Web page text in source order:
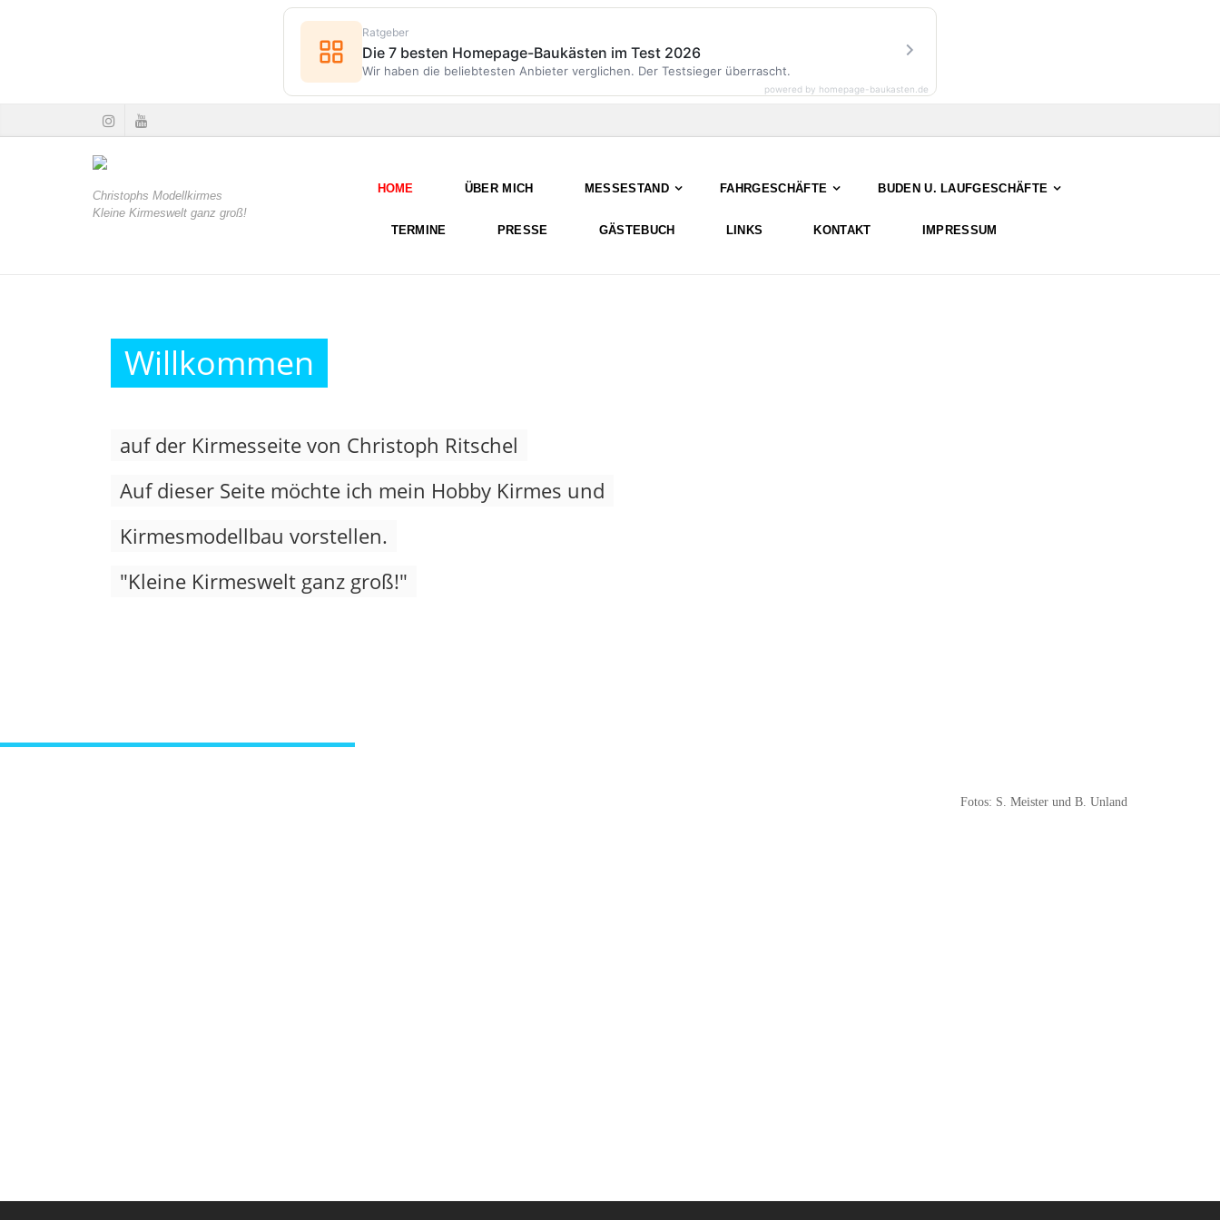
Christophs Modellkirmes
Kleine Kirmeswelt ganz groß!
HOME ÜBER MICH MESSESTAND FAHRGESCHÄFTE BUDEN U. LAUFGESCHÄFTE
TERMINE PRESSE GÄSTEBUCH LINKS KONTAKT IMPRESSUM
Willkommen
auf der Kirmesseite von Christoph Ritschel
Auf dieser Seite möchte ich mein Hobby Kirmes und
Kirmesmodellbau vorstellen.
"Kleine Kirmeswelt ganz groß!"
Fotos: S. Meister und B. Unland
Ratgeber
Die 7 besten Homepage-Baukästen im Test 2026
Wir haben die beliebtesten Anbieter verglichen. Der Testsieger überrascht.
powered by homepage-baukasten.de